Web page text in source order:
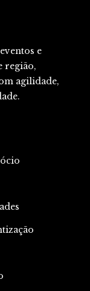
e
região,
agilidade,